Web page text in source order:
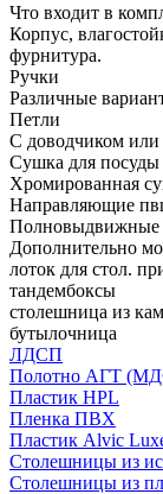
Что входит в
Корпус,
фурнитура.
Ручки
Различные
Петли
С доводчиком или
Сушка для посуды
Хромированная
Направляющие
Полновыдвижные
Дополнительно
лоток для стол.
тандембоксы
столешница из
бутылочница
ЛДСП
Полотно АГТ
Пластик HPL
Пленка ПВХ
Пластик Alvic
Столешницы из
Столешницы из